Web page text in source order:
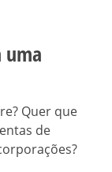
uma
Quer que
de